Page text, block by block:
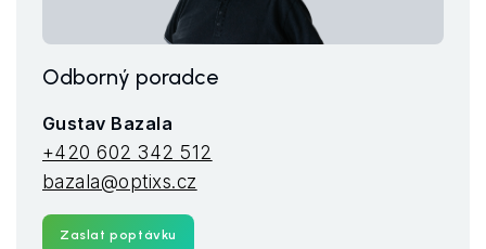
Odborný poradce
Gustav Bazala
+420 602 342 512
bazala@optixs.cz
Zaslat poptávku